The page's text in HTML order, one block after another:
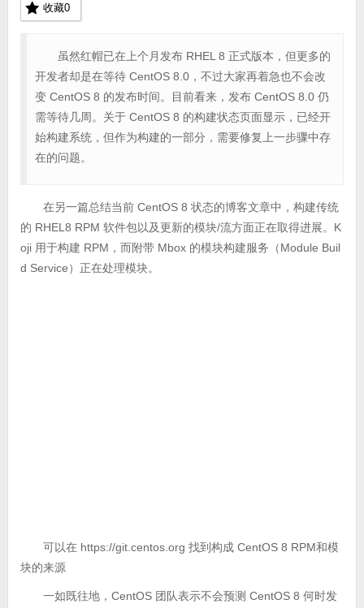
收藏0
虽然红帽已在上个月发布 RHEL 8 正式版本，但更多的
开发者却是在等待 CentOS 8.0，不过大家再着急也不会改
变 CentOS 8 的发布时间。目前看来，发布 CentOS 8.0 仍
需等待几周。关于 CentOS 8 的构建状态页面显示，已经开
始构建系统，但作为构建的一部分，需要修复上一步骤中存
在的问题。
在另一篇总结当前 CentOS 8 状态的博客文章中，构建传统
的 RHEL8 RPM 软件包以及更新的模块/流方面正在取得进展。K
oji 用于构建 RPM，而附带 Mbox 的模块构建服务（Module Buil
d Service）正在处理模块。
可以在 https://git.centos.org 找到构成 CentOS 8 RPM和模
块的来源
一如既往地，CentOS 团队表示不会预测 CentOS 8 何时发